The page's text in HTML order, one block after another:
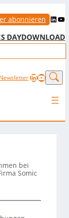
abonnieren LinkedIn YouTube
DAYDOWNLOAD
NewsletterLinkedIn
bei
Somic